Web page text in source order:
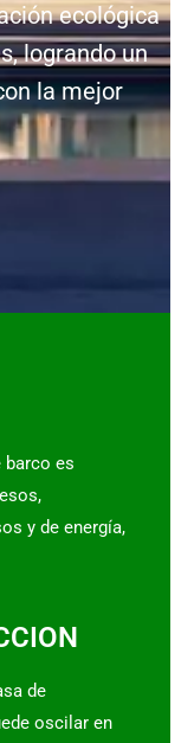
ecológica
logrando un
la mejor
barco es
y de energía,
de
oscilar en